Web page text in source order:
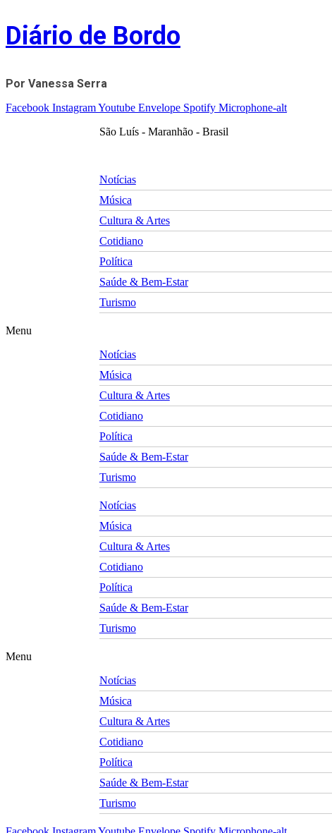
Skip
to
content
Diário de Bordo
Por Vanessa Serra
Facebook InstagramYoutube Envelope Spotify Microphone-alt
São Luís - Maranhão - Brasil
Notícias
Música
Cultura & Artes
Cotidiano
Política
Saúde & Bem-Estar
Turismo
Menu
Notícias
Música
Cultura & Artes
Cotidiano
Política
Saúde & Bem-Estar
Turismo
Notícias
Música
Cultura & Artes
Cotidiano
Política
Saúde & Bem-Estar
Turismo
Menu
Notícias
Música
Cultura & Artes
Cotidiano
Política
Saúde & Bem-Estar
Turismo